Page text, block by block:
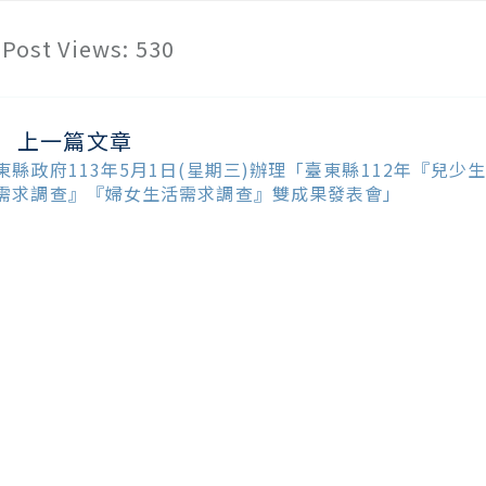
Post Views: 530
上一篇文章
縣政府113年5月1日(星期三)辦理「臺東縣112年『兒少生
求調查』『婦女生活需求調查』雙成果發表會」